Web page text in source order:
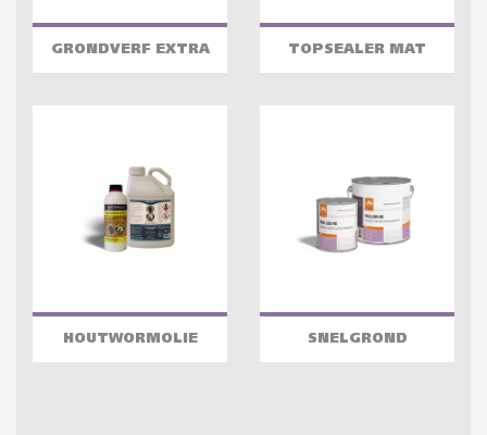
GRONDVERF EXTRA TOPSEALER MAT
HOUTWORMOLIE SNELGROND